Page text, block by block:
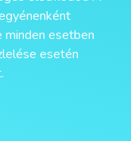
minden esetben
esetén